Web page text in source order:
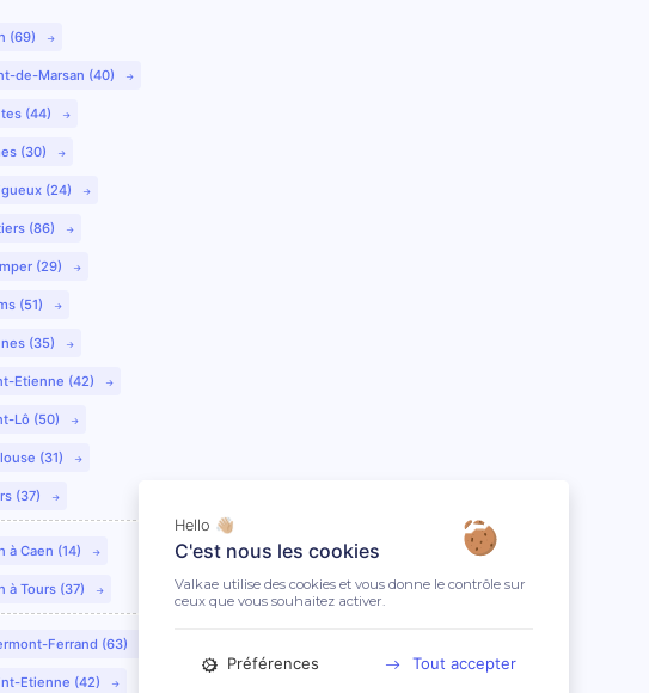
(69)
de-Marsan (40)
(44)
(30)
(24)
(86)
(29)
(51)
(35)
Etienne (42)
Lô (50)
(31)
(37)
à Caen (14)
à Tours (37)
Ferrand (63)
Etienne (42)
Hello 👋🏼
C'est nous les cookies
Valkae utilise des cookies et vous donne le contrôle sur
ceux que vous souhaitez activer.
Préférences Tout accepter